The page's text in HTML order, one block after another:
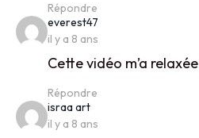
Répondre
everest47
il y a 8 ans
Cette vidéo m’a relaxée
Répondre
israa artsays:
il y a 8 ans